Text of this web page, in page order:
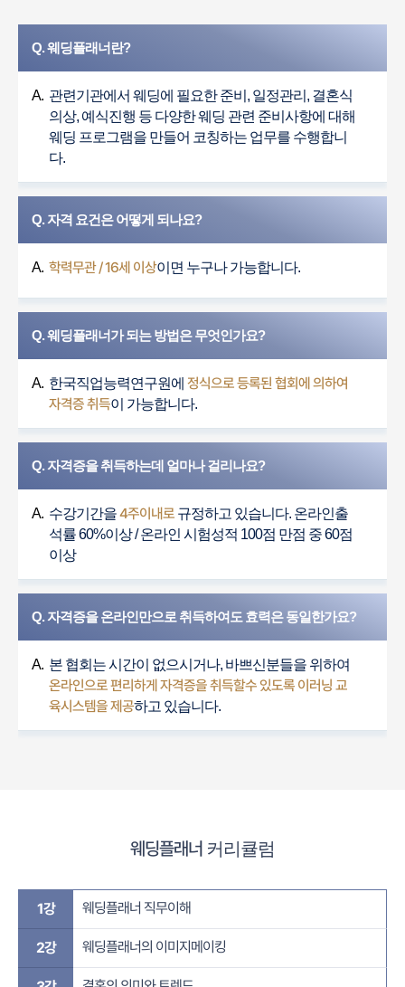
Q. 웨딩플래너란?
A. 관련기관에서 웨딩에 필요한 준비, 일정관리, 결혼식
의상, 예식진행 등 다양한 웨딩 관련 준비사항에 대해
웨딩 프로그램을 만들어 코칭하는 업무를 수행합니
다.
Q. 자격 요건은 어떻게 되나요?
A. 학력무관 / 16세 이상이면 누구나 가능합니다.
Q. 웨딩플래너가 되는 방법은 무엇인가요?
A. 한국직업능력연구원에 정식으로 등록된 협회에 의하여
자격증 취득이 가능합니다.
Q. 자격증을 취득하는데 얼마나 걸리나요?
A. 수강기간을4주이내로규정하고 있습니다. 온라인출
석률 60%이상 / 온라인 시험성적 100점 만점 중 60점
이상
Q. 자격증을 온라인만으로 취득하여도 효력은 동일한가요?
A. 본 협회는 시간이 없으시거나, 바쁘신분들을 위하여
온라인으로 편리하게 자격증을 취득할수 있도록 이러닝 교
육시스템을 제공하고 있습니다.
웨딩플래너 커리큘럼
1강 웨딩플래너 직무이해
2강 웨딩플래너의 이미지메이킹